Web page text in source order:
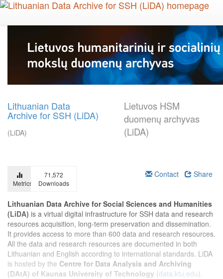
Skip
main
Lithuanian Data
Archive for SSH (LiDA)
(LiDA)
Lietuvos HSM
duomenų archyvas
(LiDA)
Metrics
71,572
Downloads
Contact Share
Lithuanian Data Archive for Social Sciences and Humanities
(LiDA) is a virtual digital infrastructure for SSH data and research
resources acquisition, long-term preservation and dissemination.
It provides access to more than 600 data and research resources.
All the data and research resources are documented in both
Lithuanian and English according to international standards. LiDA
is hosted by the Centre for Data Analysis and Archiving
(DAtA) of Kaunas University of Technology (data.ktu.edu).